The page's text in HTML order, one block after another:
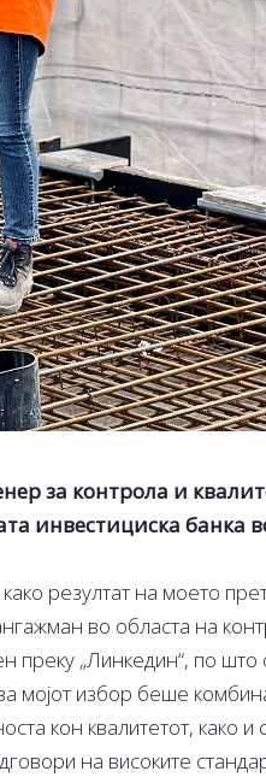
за контрола и
инвестициска банка
резултат на моето
во областа на
преку „Линкедин“, по
мојот избор беше
кон квалитетот, како и
на високите